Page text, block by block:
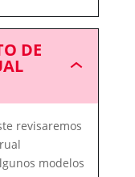
DE
Módulo
DE
MENSTRUAL
revisaremos
modelos